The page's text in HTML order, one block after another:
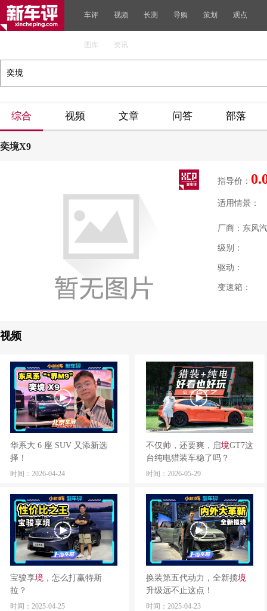
车评 视频 长测 导购 策划 观点
图库 资讯
综合 视频 文章 问答 部落
奕境X9
指导价：
适用情景：
厂商：东风
级别：
驱动：
变速箱：
视频
华系大 6 座 SUV 又添新选
择！
时间：2026-04-24
不仅帅，还要爽，启境GT7这
台纯电猎装车稳了吗？
时间：2026-05-29
宝骏享境 ，怎么打赢特斯
拉？
时间：2025-04-25
换装第五代动力，全新揽境
升级远不止这点！
时间：2025-04-23